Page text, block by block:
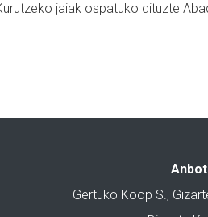
jaiak ospatuko dituzte
Gertuko Koop S.,